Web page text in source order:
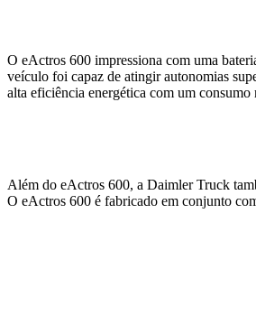
O eActros 600 impressiona com uma
veículo foi capaz de atingir autonomias
alta eficiência energética com um
Além do eActros 600, a Daimler Truck
O eActros 600 é fabricado em conjunto